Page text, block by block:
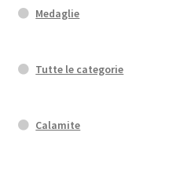
Medaglie
Tutte le categorie
Calamite